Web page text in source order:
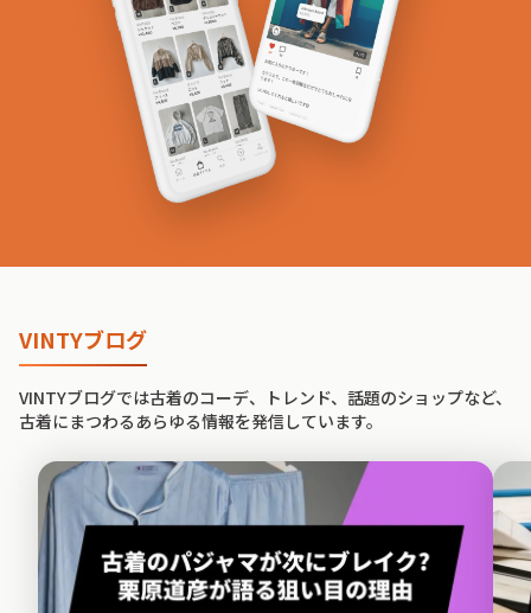
VINTYブログ
VINTYブログでは古着のコーデ、トレンド、話題のショップなど、
古着にまつわるあらゆる情報を発信しています。